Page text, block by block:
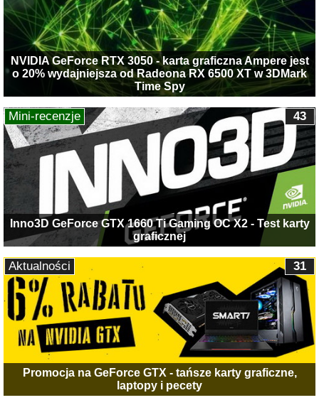
NVIDIA GeForce RTX 3050 - karta graficzna Ampere jest
o 20% wydajniejsza od Radeona RX 6500 XT w 3DMark
Time Spy
Inno3D GeForce GTX 1660 Ti Gaming OC X2 - Test karty
graficznej
43
Mini-recenzje
Promocja na GeForce GTX - tańsze karty graficzne,
laptopy i pecety
31
Aktualności